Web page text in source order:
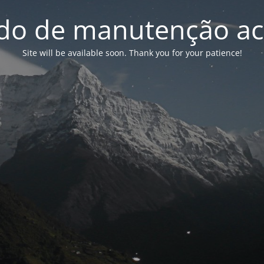
de manutenção
Site will be available soon. Thank you for your patience!